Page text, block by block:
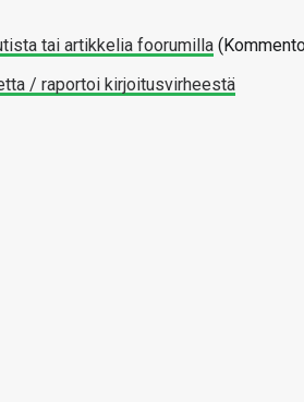
tai artikkelia foorumilla
/ raportoi kirjoitusvirheestä